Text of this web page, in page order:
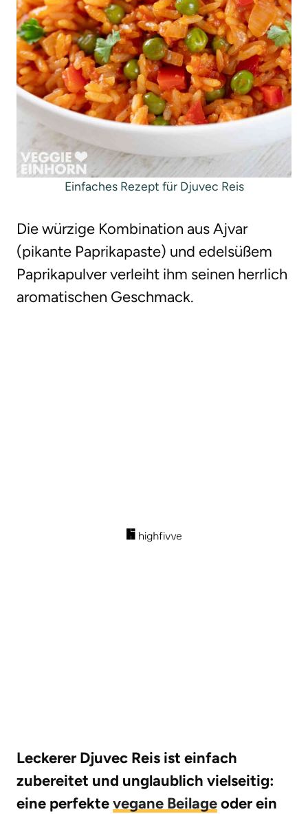
Einfaches Rezept für Djuvec Reis
Die würzige Kombination aus Ajvar
(pikante Paprikapaste) und edelsüßem
Paprikapulver verleiht ihm seinen herrlich
aromatischen Geschmack.
Leckerer Djuvec Reis ist einfach
zubereitet und unglaublich vielseitig:
eine perfektevegane Beilageoder ein